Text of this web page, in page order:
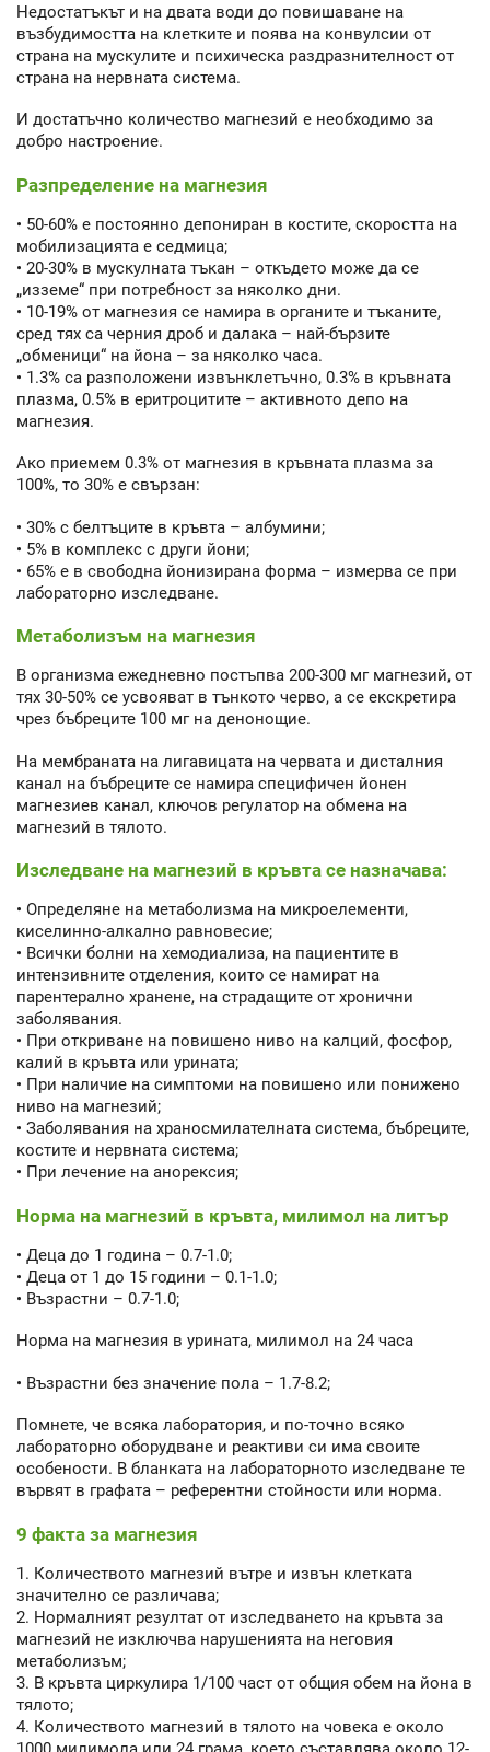
Недостатъкът и на двата води до повишаване на
възбудимостта на клетките и поява на конвулсии от
страна на мускулите и психическа раздразнителност от
страна на нервната система.
И достатъчно количество магнезий е необходимо за
добро настроение.
Разпределение на магнезия
• 50-60% е постоянно депониран в костите, скоростта на
мобилизацията е седмица;
• 20-30% в мускулната тъкан – откъдето може да се
„изземе“ при потребност за няколко дни.
• 10-19% от магнезия се намира в органите и тъканите,
сред тях са черния дроб и далака – най-бързите
„обменици“ на йона – за няколко часа.
• 1.3% са разположени извънклетъчно, 0.3% в кръвната
плазма, 0.5% в еритроцитите – активното депо на
магнезия.
Ако приемем 0.3% от магнезия в кръвната плазма за
100%, то 30% е свързан:
• 30% с белтъците в кръвта – албумини;
• 5% в комплекс с други йони;
• 65% е в свободна йонизирана форма – измерва се при
лабораторно изследване.
Метаболизъм на магнезия
В организма ежедневно постъпва 200-300 мг магнезий, от
тях 30-50% се усвояват в тънкото черво, а се екскретира
чрез бъбреците 100 мг на денонощие.
На мембраната на лигавицата на червата и дисталния
канал на бъбреците се намира специфичен йонен
магнезиев канал, ключов регулатор на обмена на
магнезий в тялото.
Изследване на магнезий в кръвта се назначава:
• Определяне на метаболизма на микроелементи,
киселинно-алкално равновесие;
• Всички болни на хемодиализа, на пациентите в
интензивните отделения, които се намират на
парентерално хранене, на страдащите от хронични
заболявания.
• При откриване на повишено ниво на калций, фосфор,
калий в кръвта или урината;
• При наличие на симптоми на повишено или понижено
ниво на магнезий;
• Заболявания на храносмилателната система, бъбреците,
костите и нервната система;
• При лечение на анорексия;
Норма на магнезий в кръвта, милимол на литър
• Деца до 1 година – 0.7-1.0;
• Деца от 1 до 15 години – 0.1-1.0;
• Възрастни – 0.7-1.0;
Норма на магнезия в урината, милимол на 24 часа
• Възрастни без значение пола – 1.7-8.2;
Помнете, че всяка лаборатория, и по-точно всяко
лабораторно оборудване и реактиви си има своите
особености. В бланката на лабораторното изследване те
вървят в графата – референтни стойности или норма.
9 факта за магнезия
1. Количеството магнезий вътре и извън клетката
значително се различава;
2. Нормалният резултат от изследването на кръвта за
магнезий не изключва нарушенията на неговия
метаболизъм;
3. В кръвта циркулира 1/100 част от общия обем на йона в
тялото;
4. Количеството магнезий в тялото на човека е около